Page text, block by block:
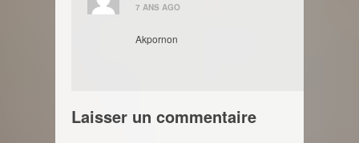
7 ANS AGO
Akpornon
Laisser un commentaire